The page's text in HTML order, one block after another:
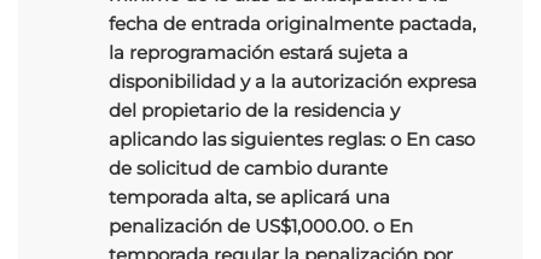
fecha de entrada originalmente pactada,
la reprogramación estará sujeta a
disponibilidad y a la autorización expresa
del propietario de la residencia y
aplicando las siguientes reglas: o En caso
de solicitud de cambio durante
temporada alta, se aplicará una
penalización de US$1,000.00. o En